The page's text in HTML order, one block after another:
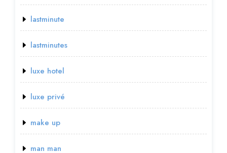
lastminute
lastminutes
luxe hotel
luxe privé
make up
man man